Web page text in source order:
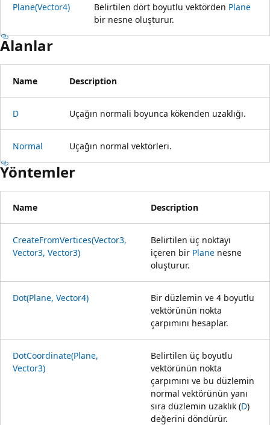
Plane(Vector4) Belirtilen dört boyutlu vektörden Plane
bir nesne oluşturur.
Alanlar
Name Description
D Uçağın normali boyunca kökenden uzaklığı.
Normal Uçağın normal vektörleri.
Yöntemler
Name Description
CreateFromVertices(Vector3,
Vector3, Vector3)
Belirtilen üç noktayı
içeren bir Plane nesne
oluşturur.
Dot(Plane, Vector4)
Bir düzlemin ve 4 boyutlu
vektörünün nokta
çarpımını hesaplar.
DotCoordinate(Plane,
Vector3)
Belirtilen üç boyutlu
vektörünün nokta
çarpımını ve bu düzlemin
normal vektörünün yanı
sıra düzlemin uzaklık (D)
değerini döndürür.